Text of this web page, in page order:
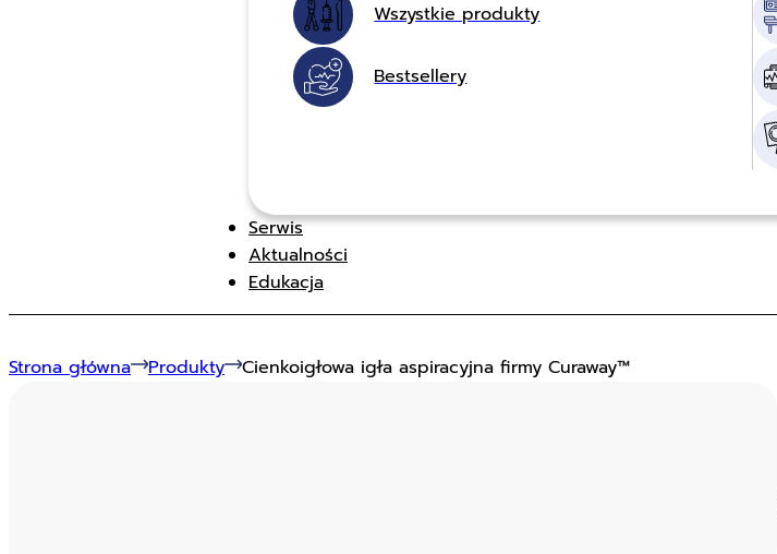
Wszystkie produkty
Bestsellery
Serwis
Aktualności
Edukacja
Strona główna Produkty Cienkoigłowa igła aspiracyjna firmy Curaway™